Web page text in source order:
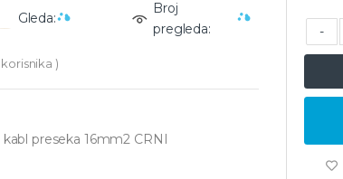
Gleda:
Broj
pregleda:
)
preseka 16mm2 CRNI
-